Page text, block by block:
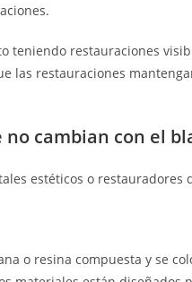
teniendo restauraciones
las restauraciones
cambian con el
estéticos o
o resina compuesta y se